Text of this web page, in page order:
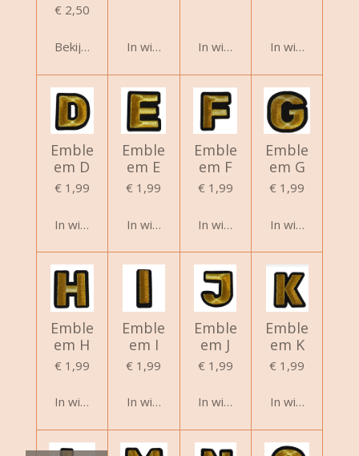
€ 2,50
Bekijk details In winkelwagenIn winkelwagenIn winkelwagen
Emble
em D
€ 1,99
In winkelwagen
Emble
em E
€ 1,99
In winkelwagen
Emble
em F
€ 1,99
In winkelwagen
Emble
em G
€ 1,99
In winkelwagen
Emble
em H
€ 1,99
In winkelwagen
Emble
em I
€ 1,99
In winkelwagen
Emble
em J
€ 1,99
In winkelwagen
Emble
em K
€ 1,99
In winkelwagen